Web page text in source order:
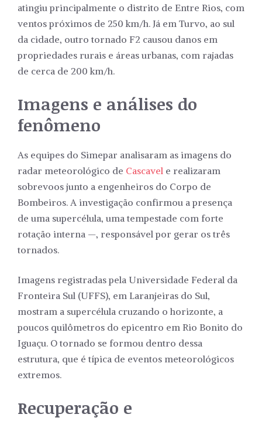
atingiu principalmente o distrito de Entre Rios, com
ventos próximos de 250 km/h. Já em Turvo, ao sul
da cidade, outro tornado F2 causou danos em
propriedades rurais e áreas urbanas, com rajadas
de cerca de 200 km/h.
Imagens e análises do
fenômeno
As equipes do Simepar analisaram as imagens do
radar meteorológico de Cascavel e realizaram
sobrevoos junto a engenheiros do Corpo de
Bombeiros. A investigação confirmou a presença
de uma supercélula, uma tempestade com forte
rotação interna —, responsável por gerar os três
tornados.
Imagens registradas pela Universidade Federal da
Fronteira Sul (UFFS), em Laranjeiras do Sul,
mostram a supercélula cruzando o horizonte, a
poucos quilômetros do epicentro em Rio Bonito do
Iguaçu. O tornado se formou dentro dessa
estrutura, que é típica de eventos meteorológicos
extremos.
Recuperação e